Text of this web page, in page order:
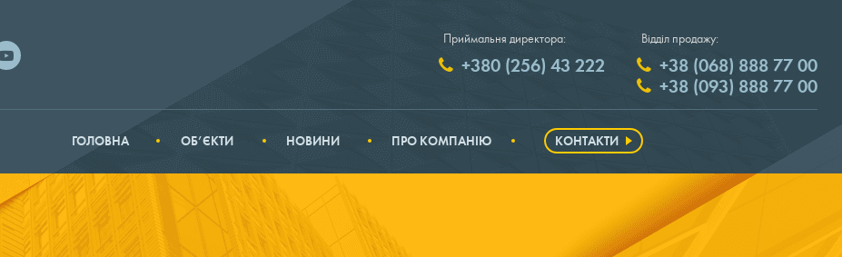
Приймальня директора:
+380 (256) 43 222
Відділ продажу:
+38 (068) 888 77 00
+38 (093) 888 77 00
ГОЛОВНА ОБ’ЄКТИ НОВИНИ ПРО КОМПАНІЮ КОНТАКТИ